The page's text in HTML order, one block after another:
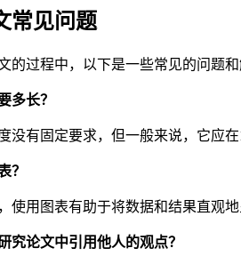
常见问题
的过程中，以下是一些常见的问题和
多长？
没有固定要求，但一般来说，它应
？
使用图表有助于将数据和结果直观
究论文中引用他人的观点？